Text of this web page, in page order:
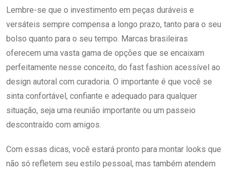
Lembre-se que o investimento em peças duráveis e
versáteis sempre compensa a longo prazo, tanto para o seu
bolso quanto para o seu tempo. Marcas brasileiras
oferecem uma vasta gama de opções que se encaixam
perfeitamente nesse conceito, do fast fashion acessível ao
design autoral com curadoria. O importante é que você se
sinta confortável, confiante e adequado para qualquer
situação, seja uma reunião importante ou um passeio
descontraído com amigos.
Com essas dicas, você estará pronto para montar looks que
não só refletem seu estilo pessoal, mas também atendem